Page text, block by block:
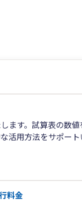
ます。​試算表の数
用方法をサポート
料金